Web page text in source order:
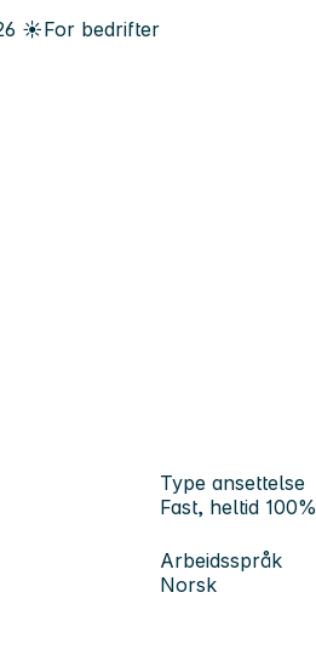
☀️For bedrifter
Type ansettelse
Fast, heltid 100%
Arbeidsspråk
Norsk